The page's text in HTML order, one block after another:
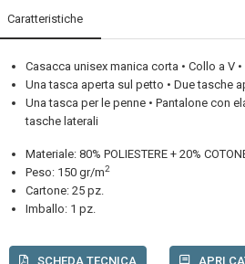
Caratteristiche
Casacca unisex manica corta • Collo a V
Una tasca aperta sul petto • Due tasche
Una tasca per le penne • Pantalone con
tasche laterali
Materiale: 80% POLIESTERE + 20%
Peso: 150 gr/m2
Cartone: 25 pz.
Imballo: 1 pz.
SCHEDA TECNICA APRI